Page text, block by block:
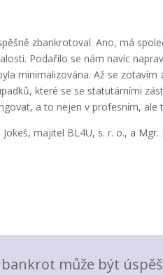
zbankrotoval. Ano, má
Podařilo se nám navíc
minimalizována. Až se
které se se statutárními
a to nejen v profesním, ale
majitel BL4U, s. r. o., a Mgr.
může být